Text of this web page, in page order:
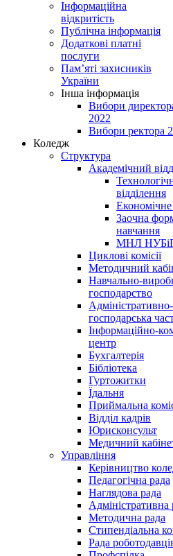
Інформаційна
відкритість
Публічна інформація
Додаткові платні
послуги
Пам’яті захисників
України
Інша інформація
Вибори
2022
Вибори ректора
Коледж
Структура
Академічний
відділення
Економічне
Заочна
навчання
МНЛ
Циклові комісії
Методичний
Навчально-
господарство
Адміністративно-
господарська
Інформаційно-
центр
Бухгалтерія
Бібліотека
Гуртожитки
Їдальня
Приймальна
Відділ кадрів
Юрисконсульт
Медичний
Управління
Керівництво
Педагогічна рада
Наглядова рада
Адміністративна
Методична рада
Стипендіальна
Рада